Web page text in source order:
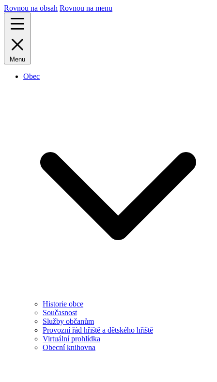
Rovnou na obsah Rovnou na menu
Menu
Obec
Historie obce
Současnost
Služby občanům
Provozní řád hřiště a dětského hřiště
Virtuální prohlídka
Obecní knihovna